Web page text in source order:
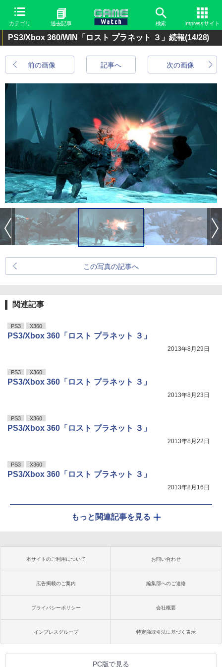
カテゴリ 過去記事 検索 Impressサイト
PS3/Xbox 360/WIN「ロスト プラネット ３」続報(14/28)
前の画像 次の画像
記事へ
この写真の記事へ
関連記事
PS3 X360
PS3/Xbox 360「ロスト プラネット ３」
2013年8月29日
PS3 X360
PS3/Xbox 360「ロスト プラネット ３」
2013年8月23日
PS3 X360
PS3/Xbox 360「ロスト プラネット ３」
2013年8月22日
PS3 X360
PS3/Xbox 360「ロスト プラネット ３」
2013年8月16日
もっと関連記事を見る
本サイトのご利用について お問い合わせ
広告掲載のご案内 編集部へのご連絡
プライバシーポリシー 会社概要
インプレスグループ 特定商取引法に基づく表示
PC版で見る